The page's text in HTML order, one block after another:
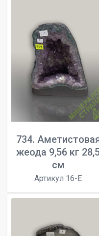
734.
жеода 9,56 кг
см
Артикул 16-E